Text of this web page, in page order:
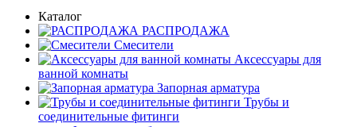
Каталог
РАСПРОДАЖА
Смесители
Аксессуары для
ванной комнаты
Запорная арматура
Трубы и
соединительные фитинги